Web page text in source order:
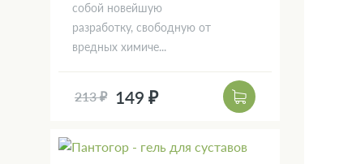
собой новейшую
разработку, свободную от
вредных химиче...
213 ₽ 149 ₽